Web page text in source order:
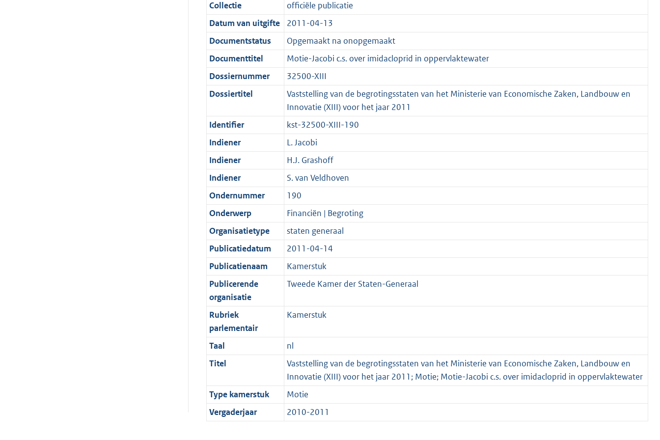
i
e
i
n
f
o
r
a
a
t
3
8
K
b
t
i
e
i
n
f
o
m
a
a
t
:
9
K
b
a
t
i
e
i
n
f
r
m
a
a
t
e
:
2
K
b
c
a
t
i
e
i
n
o
r
m
a
a
t
t
e
:
1
K
b
d
s
g
r
o
o
t
t
e
:
2
K
b
n
d
s
g
r
o
o
t
t
e
2
K
b
Collectie
officiële publicatie
Datum van uitgifte
2011-04-13
Documentstatus
Opgemaakt na onopgemaakt
Documenttitel
Motie-Jacobi c.s. over imidacloprid in oppervlaktewater
Dossiernummer
32500-XIII
Dossiertitel
Vaststelling van de begrotingsstaten van het Ministerie van Economische Zaken, Landbouw en
Innovatie (XIII) voor het jaar 2011
Identifier
kst-32500-XIII-190
Indiener
L. Jacobi
Indiener
H.J. Grashoff
Indiener
S. van Veldhoven
Ondernummer
190
Onderwerp
Financiën | Begroting
Organisatietype
staten generaal
Publicatiedatum
2011-04-14
Publicatienaam
Kamerstuk
Publicerende
organisatie
Tweede Kamer der Staten-Generaal
Rubriek
parlementair
Kamerstuk
Taal
nl
Titel
Vaststelling van de begrotingsstaten van het Ministerie van Economische Zaken, Landbouw en
Innovatie (XIII) voor het jaar 2011; Motie; Motie-Jacobi c.s. over imidacloprid in oppervlaktewater
Type kamerstuk
Motie
Vergaderjaar
2010-2011